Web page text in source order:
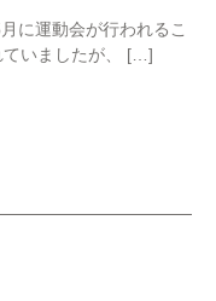
に運動会が行われるこ
ていましたが、 […]